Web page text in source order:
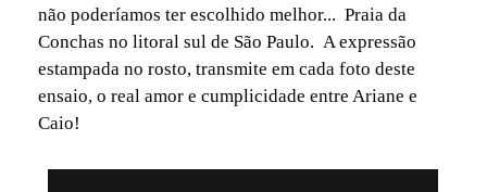
não poderíamos ter escolhido melhor... Praia da
Conchas no litoral sul de São Paulo. A expressão
estampada no rosto, transmite em cada foto deste
ensaio, o real amor e cumplicidade entre Ariane e
Caio!